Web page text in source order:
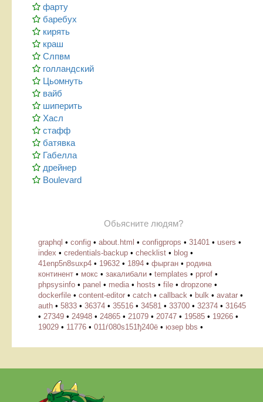
фарту
баребух
кирять
краш
Слпвм
голландский
Цьомнуть
вайб
шиперить
Хасл
стафф
батявка
Габелла
дрейнер
Boulevard
Обьясните людям?
graphql • config • about.html • configprops • 31401 • users •
index • credentials-backup • checklist • blog •
41enp5n8suxp4 • 19632 • 1894 • фырган • родина
континент • мокс • закалибали • templates • pprof •
phpsysinfo • panel • media • hosts • file • dropzone •
dockerfile • content-editor • catch • callback • bulk • avatar •
auth • 5833 • 36374 • 35516 • 34581 • 33700 • 32374 • 31645
• 27349 • 24948 • 24865 • 21079 • 20747 • 19585 • 19266 •
19029 • 11776 • 011ѓ080ѕ151ђ240ё • юзер bbs •